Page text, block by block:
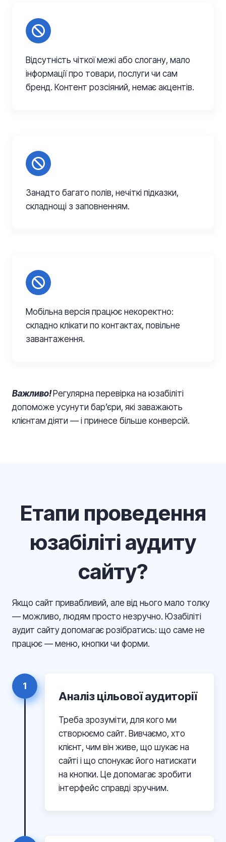
Відсутність чіткої межі або слогану, мало
інформації про товари, послуги чи сам
бренд. Контент розсіяний, немає акцентів.
Занадто багато полів, нечіткі підказки,
складнощі з заповненням.
Мобільна версія працює некоректно:
складно клікати по контактах, повільне
завантаження.
Важливо!Регулярна перевірка на юзабіліті
допоможе усунути бар’єри, які заважають
клієнтам діяти — і принесе більше конверсій.
Етапи проведення
юзабіліті аудиту
сайту?
Якщо сайт привабливий, але від нього мало толку
— можливо, людям просто незручно. Юзабіліті
аудит сайту допомагає розібратись: що саме не
працює — меню, кнопки чи форми.
1
Аналіз цільової аудиторії
Треба зрозуміти, для кого ми
створюємо сайт. Вивчаємо, хто
клієнт, чим він живе, що шукає на
сайті і що спонукає його натискати
на кнопки. Це допомагає зробити
інтерфейс справді зручним.